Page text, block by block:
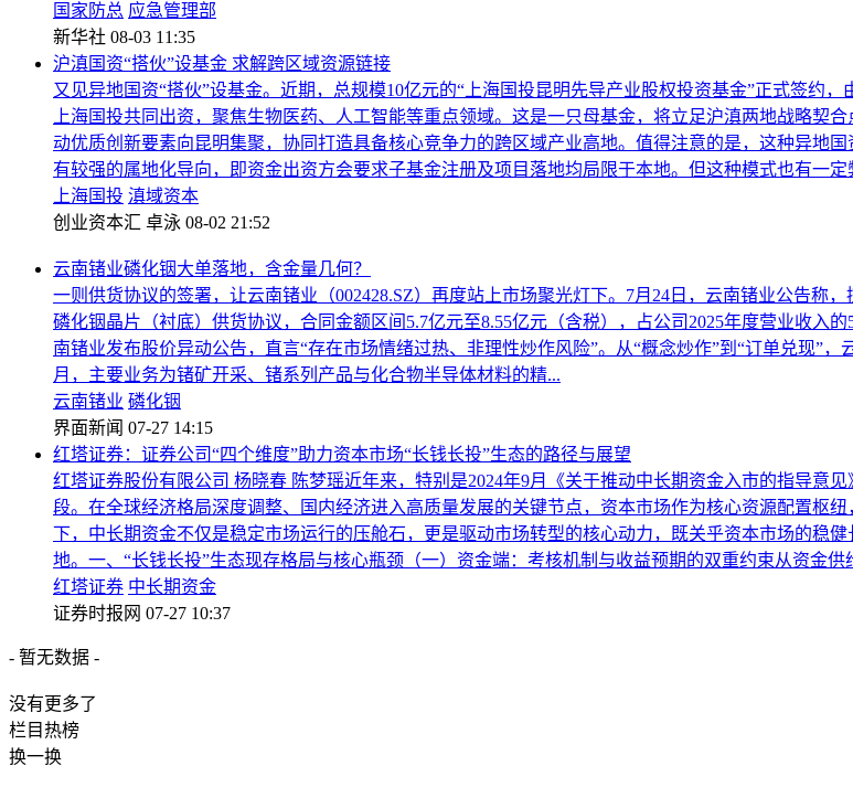
国家防总 应急管理部
新华社 08-03 11:35
沪滇国资“搭伙”设基金 求解跨区域资源链接
又见异地国资“搭伙”设基金。近期，总规模10亿元的“上海国投昆明先导产业股权投资基金”正式签约
上海国投共同出资，聚焦生物医药、人工智能等重点领域。这是一只母基金，将立足沪滇两地战略契
动优质创新要素向昆明集聚，协同打造具备核心竞争力的跨区域产业高地。值得注意的是，这种异地
有较强的属地化导向，即资金出资方会要求子基金注册及项目落地均局限于本地。但这种模式也有一定
上海国投 滇域资本
创业资本汇 卓泳 08-02 21:52
云南锗业磷化铟大单落地，含金量几何？
一则供货协议的签署，让云南锗业（002428.SZ）再度站上市场聚光灯下。7月24日，云南锗业公告称
磷化铟晶片（衬底）供货协议，合同金额区间5.7亿元至8.55亿元（含税），占公司2025年度营业收入
南锗业发布股价异动公告，直言“存在市场情绪过热、非理性炒作风险”。从“概念炒作”到“订单兑现”
月，主要业务为锗矿开采、锗系列产品与化合物半导体材料的精...
云南锗业 磷化铟
界面新闻 07-27 14:15
红塔证券：证券公司“四个维度”助力资本市场“长钱长投”生态的路径与展望
红塔证券股份有限公司 杨晓春 陈梦瑶近年来，特别是2024年9月《关于推动中长期资金入市的指导意
段。在全球经济格局深度调整、国内经济进入高质量发展的关键节点，资本市场作为核心资源配置枢
下，中长期资金不仅是稳定市场运行的压舱石，更是驱动市场转型的核心动力，既关乎资本市场的稳
地。一、“长钱长投”生态现存格局与核心瓶颈（一）资金端：考核机制与收益预期的双重约束从资金供
红塔证券 中长期资金
证券时报网 07-27 10:37
- 暂无数据 -
没有更多了
栏目热榜
换一换